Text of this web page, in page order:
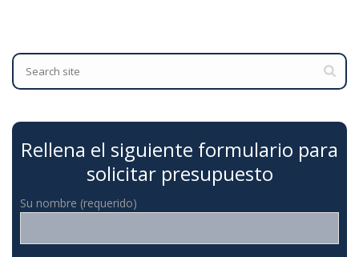
Rellena el siguiente formulario para
solicitar presupuesto
Su nombre (requerido)